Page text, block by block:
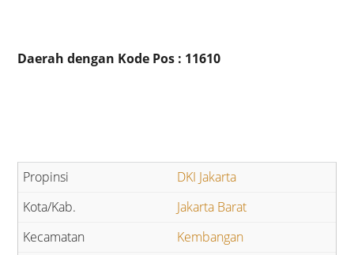
Daerah dengan Kode Pos : 11610
DKI Jakarta
Jakarta Barat
Kembangan